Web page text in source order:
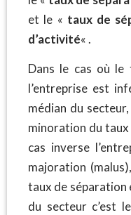
et le « taux de
d’activité« .
Dans le cas où le
l’entreprise est
médian du
minoration du
cas inverse
majoration
taux de séparation
du secteur c’est